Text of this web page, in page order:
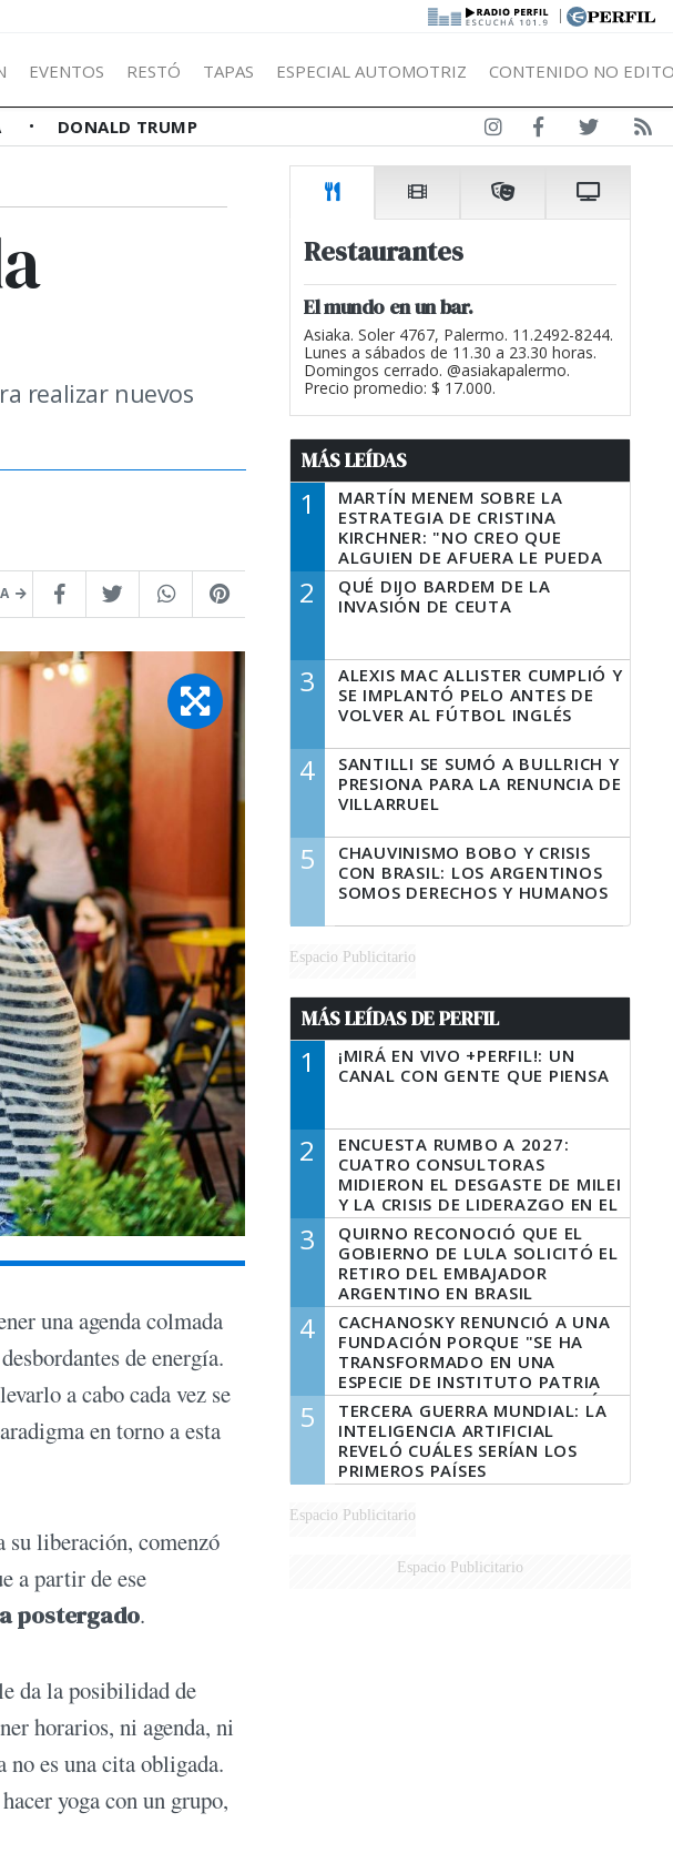
|
EVENTOS RESTÓ TAPAS ESPECIAL AUTOMOTRIZ CONTENIDO NO
DONALD TRUMP
realizar nuevos
una agenda colmada
de energía.
a cabo cada vez se
en torno a esta
su liberación, comenzó
a partir de ese
postergado.
da la posibilidad de
horarios, ni agenda, ni
es una cita obligada.
yoga con un grupo,
Restaurantes
El mundo en un bar.
Asiaka. Soler 4767, Palermo. 11.2492-8244.
Lunes a sábados de 11.30 a 23.30 horas.
Domingos cerrado. @asiakapalermo.
Precio promedio: $ 17.000.
MÁS LEÍDAS
1
MARTÍN MENEM SOBRE LA
ESTRATEGIA DE CRISTINA
KIRCHNER: "NO CREO QUE
ALGUIEN DE AFUERA LE PUEDA
DECIR A LA JUSTICIA LO QUE
TIENE QUE HACER"
2
QUÉ DIJO BARDEM DE LA
INVASIÓN DE CEUTA
3
ALEXIS MAC ALLISTER CUMPLIÓ Y
SE IMPLANTÓ PELO ANTES DE
VOLVER AL FÚTBOL INGLÉS
4
SANTILLI SE SUMÓ A BULLRICH Y
PRESIONA PARA LA RENUNCIA DE
VILLARRUEL
5
CHAUVINISMO BOBO Y CRISIS
CON BRASIL: LOS ARGENTINOS
SOMOS DERECHOS Y HUMANOS
Espacio Publicitario
MÁS LEÍDAS DE PERFIL
1
¡MIRÁ EN VIVO +PERFIL!: UN
CANAL CON GENTE QUE PIENSA
2
ENCUESTA RUMBO A 2027:
CUATRO CONSULTORAS
MIDIERON EL DESGASTE DE MILEI
Y LA CRISIS DE LIDERAZGO EN EL
PERONISMO
3
QUIRNO RECONOCIÓ QUE EL
GOBIERNO DE LULA SOLICITÓ EL
RETIRO DEL EMBAJADOR
ARGENTINO EN BRASIL
4
CACHANOSKY RENUNCIÓ A UNA
FUNDACIÓN PORQUE "SE HA
TRANSFORMADO EN UNA
ESPECIE DE INSTITUTO PATRIA
INCONDICIONAL DE LA GESTIÓN
DE MILEI"
5
TERCERA GUERRA MUNDIAL: LA
INTELIGENCIA ARTIFICIAL
REVELÓ CUÁLES SERÍAN LOS
PRIMEROS PAÍSES
LATINOAMERICANOS EN SER
DERROTADOS
Espacio Publicitario
Espacio Publicitario